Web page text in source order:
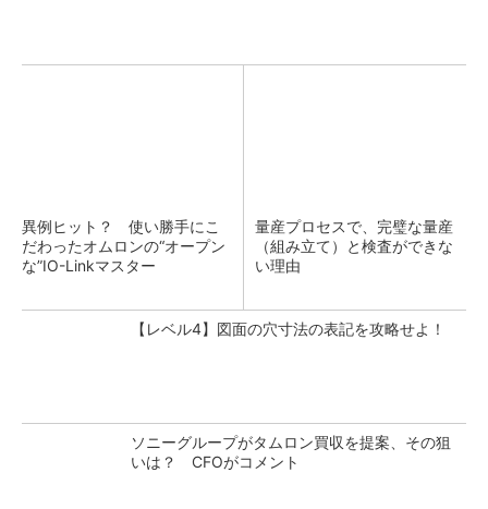
異例ヒット？ 使い勝手にこ
だわったオムロンの“オープン
な”IO-Linkマスター
量産プロセスで、完璧な量産
（組み立て）と検査ができな
い理由
【レベル4】図面の穴寸法の表記を攻略せよ！
ソニーグループがタムロン買収を提案、その狙
いは？ CFOがコメント